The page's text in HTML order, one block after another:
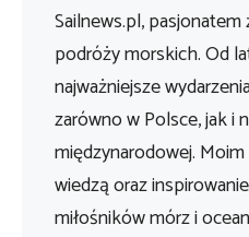
Sailnews.pl,
podróży morskich. Od
najważniejsze
zarówno w Polsce, jak i
międzynarodowej.
wiedzą oraz
miłośników mórz i